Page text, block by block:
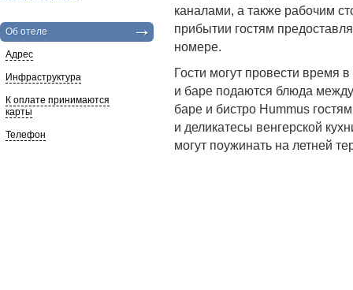
Об отеле
Адрес
Инфраструктура
К оплате принимаются
карты
Телефон
каналами, а также рабочим
прибытии гостям
номере.
Гости могут провести время
и баре подаются блюда
баре и бистро Hummus
и деликатесы венгерской
могут поужинать на летней